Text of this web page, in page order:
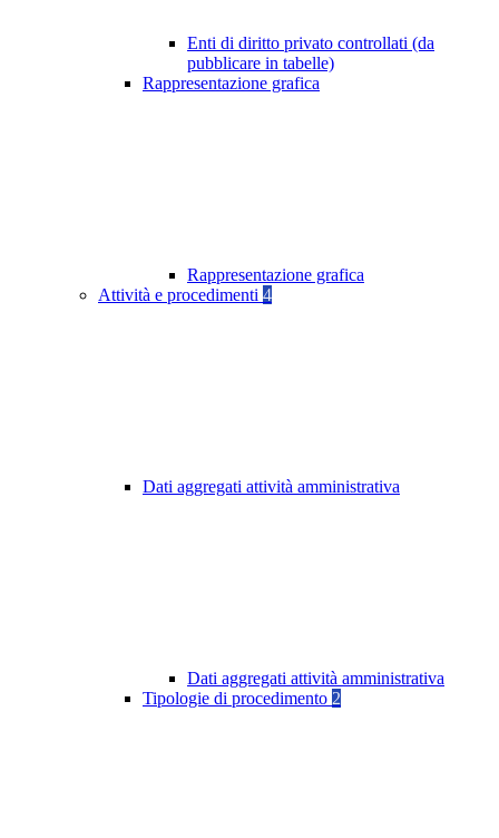
Enti di diritto privato controllati (da
pubblicare in tabelle)
Rappresentazione grafica
Rappresentazione grafica
Attività e procedimenti 4
Dati aggregati attività amministrativa
Dati aggregati attività amministrativa
Tipologie di procedimento 2